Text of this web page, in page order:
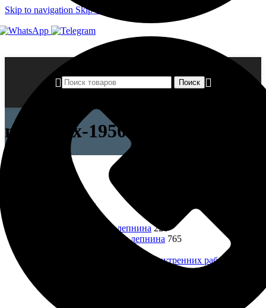
Skip to navigation Skip to main content
Поиск
ncs-index-1950
1606
991
Фасадная лепнина 226
Интерьерная лепнина 765
Краски, эмали для внутренних работ
Для кухонь и влажных помещений